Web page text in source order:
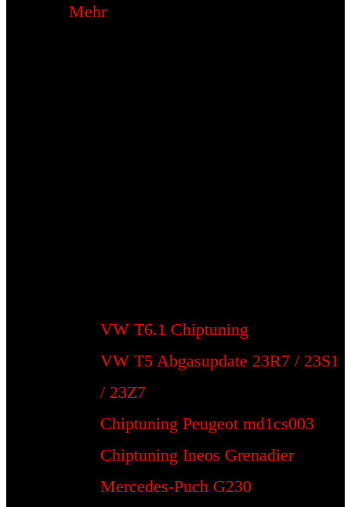
Mehr
VW T6.1 Chiptuning
VW T5 Abgasupdate 23R7 / 23S1
/ 23Z7
Chiptuning Peugeot md1cs003
Chiptuning Ineos Grenadier
Mercedes-Puch G230